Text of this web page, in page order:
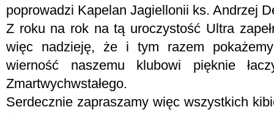
poprowadzi Kapelan Jagiellonii ks. Andrzej
Z roku na rok na tą uroczystość Ultra
więc nadzieję, że i tym razem
wierność naszemu klubowi pięknie
Zmartwychwstałego.
Serdecznie zapraszamy więc wszystkich